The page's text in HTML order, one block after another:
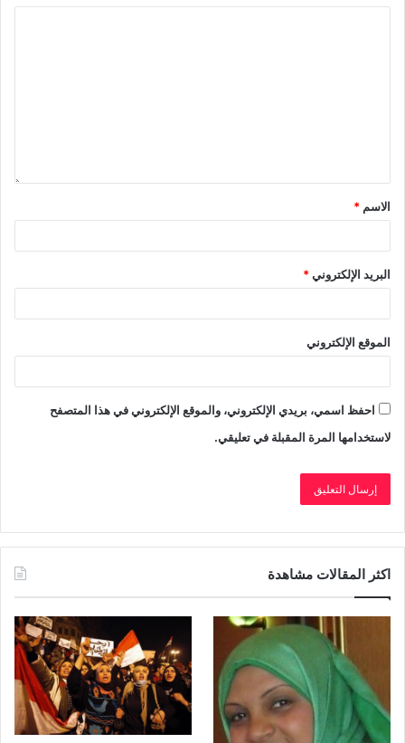
الاسم *
البريد الإلكتروني*
الموقع الإلكتروني
احفظ اسمي، بريدي الإلكتروني، والموقع الإلكتروني في هذا المتصفح
لاستخدامها المرة المقبلة في تعليقي.
اكثر المقالات مشاهدة